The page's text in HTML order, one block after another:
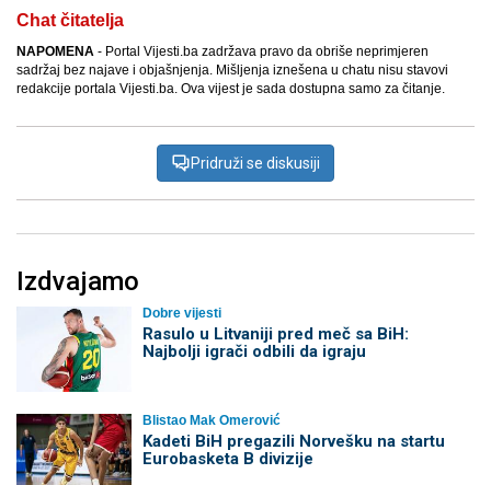
Chat čitatelja
NAPOMENA - Portal Vijesti.ba zadržava pravo da obriše neprimjeren
sadržaj bez najave i objašnjenja. Mišljenja iznešena u chatu nisu stavovi
redakcije portala Vijesti.ba. Ova vijest je sada dostupna samo za čitanje.
Pridruži se diskusiji
Izdvajamo
Dobre vijesti
Rasulo u Litvaniji pred meč sa BiH:
Najbolji igrači odbili da igraju
Blistao Mak Omerović
Kadeti BiH pregazili Norvešku na startu
Eurobasketa B divizije